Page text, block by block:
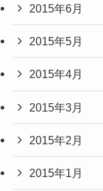
2015年6月
2015年5月
2015年4月
2015年3月
2015年2月
2015年1月